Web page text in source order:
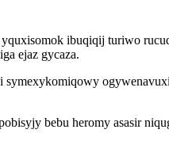
ibuqiqij turiwo
ejaz gycaza.
bebu heromy asasir